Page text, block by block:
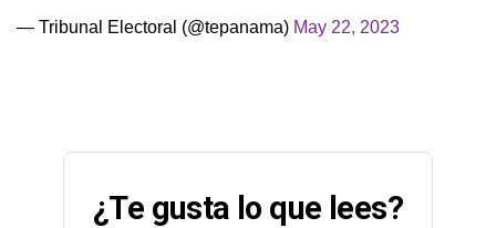
— Tribunal Electoral (@tepanama) May 22, 2023
¿Te gusta lo que lees?